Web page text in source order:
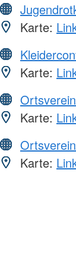
Karte:
Karte:
Karte:
Karte: